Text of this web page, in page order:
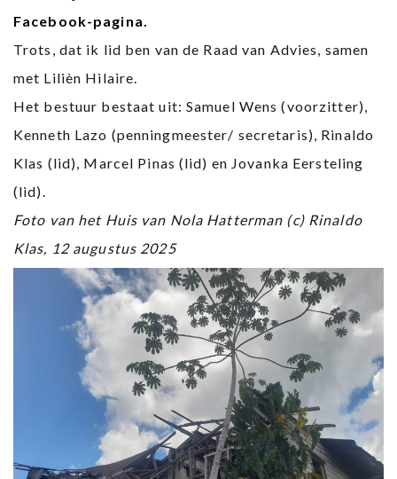
Facebook-pagina.
Trots, dat ik lid ben van de Raad van Advies, samen
met Lilièn Hilaire.
Het bestuur bestaat uit: Samuel Wens (voorzitter),
Kenneth Lazo (penningmeester/ secretaris), Rinaldo
Klas (lid), Marcel Pinas (lid) en Jovanka Eersteling
(lid).
Foto van het Huis van Nola Hatterman (c) Rinaldo
Klas, 12 augustus 2025